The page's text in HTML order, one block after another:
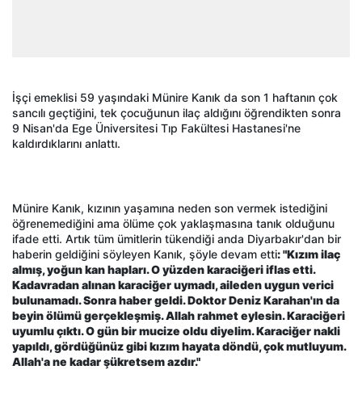
İşçi emeklisi 59 yaşındaki Münire Kanık da son 1 haftanın çok
sancılı geçtiğini, tek çocuğunun ilaç aldığını öğrendikten sonra
9 Nisan'da Ege Üniversitesi Tıp Fakültesi Hastanesi'ne
kaldırdıklarını anlattı.
Münire Kanık, kızının yaşamına neden son vermek istediğini
öğrenemediğini ama ölüme çok yaklaşmasına tanık olduğunu
ifade etti. Artık tüm ümitlerin tükendiği anda Diyarbakır'dan bir
haberin geldiğini söyleyen Kanık, şöyle devam etti: "Kızım ilaç
almış, yoğun kan hapları. O yüzden karaciğeri iflas etti.
Kadavradan alınan karaciğer uymadı, aileden uygun verici
bulunamadı. Sonra haber geldi. Doktor Deniz Karahan'ın da
beyin ölümü gerçekleşmiş. Allah rahmet eylesin. Karaciğeri
uyumlu çıktı. O gün bir mucize oldu diyelim. Karaciğer nakli
yapıldı, gördüğünüz gibi kızım hayata döndü, çok mutluyum.
Allah'a ne kadar şükretsem azdır."